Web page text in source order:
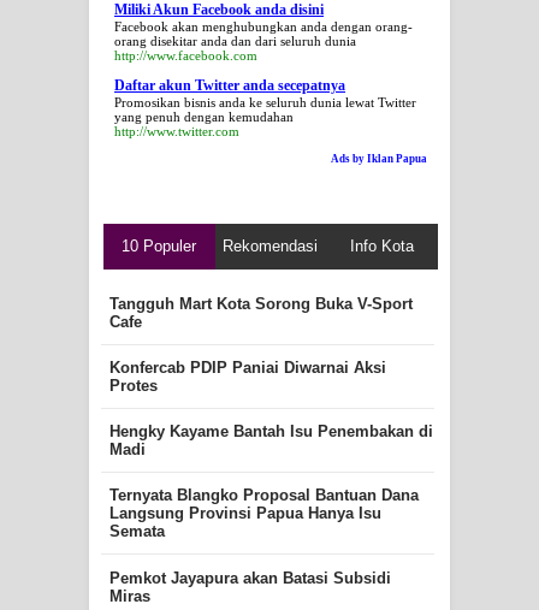
Miliki Akun Facebook anda disini
Facebook akan menghubungkan anda dengan orang-
orang disekitar anda dan dari seluruh dunia
http://www.facebook.com
Daftar akun Twitter anda secepatnya
Promosikan bisnis anda ke seluruh dunia lewat Twitter
yang penuh dengan kemudahan
http://www.twitter.com
Ads by Iklan Papua
10 Populer Rekomendasi Info Kota
Tangguh Mart Kota Sorong Buka V-Sport
Cafe
Konfercab PDIP Paniai Diwarnai Aksi
Protes
Hengky Kayame Bantah Isu Penembakan di
Madi
Ternyata Blangko Proposal Bantuan Dana
Langsung Provinsi Papua Hanya Isu
Semata
Pemkot Jayapura akan Batasi Subsidi
Miras